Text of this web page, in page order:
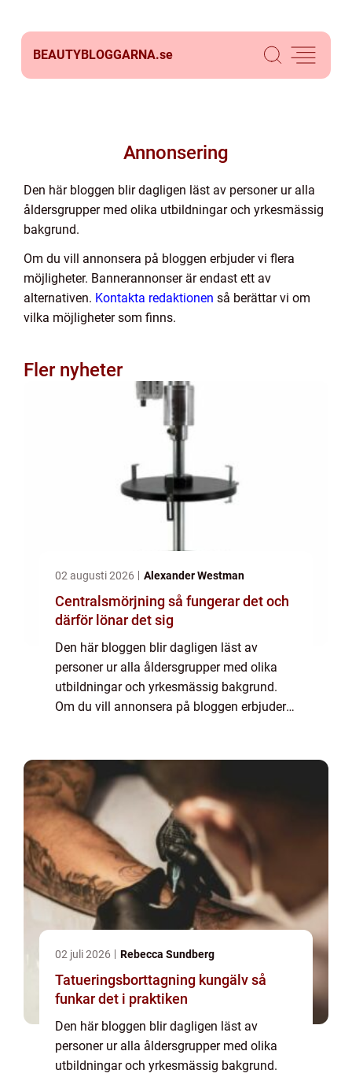
BEAUTYBLOGGARNA.se
Annonsering
Den här bloggen blir dagligen läst av personer ur alla
åldersgrupper med olika utbildningar och yrkesmässig
bakgrund.
Om du vill annonsera på bloggen erbjuder vi flera
möjligheter. Bannerannonser är endast ett av
alternativen. Kontakta redaktionen så berättar vi om
vilka möjligheter som finns.
Fler nyheter
02 augusti 2026 Alexander Westman
Centralsmörjning så fungerar det och
därför lönar det sig
Den här bloggen blir dagligen läst av
personer ur alla åldersgrupper med olika
utbildningar och yrkesmässig bakgrund.
Om du vill annonsera på bloggen erbjuder
redaktionen så...
02 juli 2026 Rebecca Sundberg
Tatueringsborttagning kungälv så
funkar det i praktiken
Den här bloggen blir dagligen läst av
personer ur alla åldersgrupper med olika
utbildningar och yrkesmässig bakgrund.